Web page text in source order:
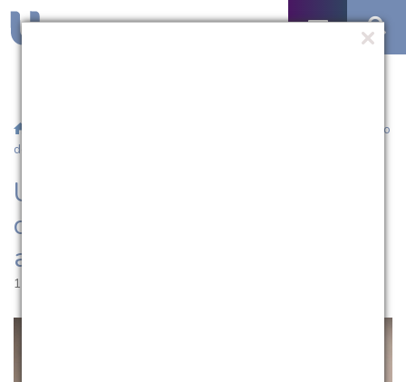
/ UCPel e Santa Casa firmam convênio para atuação
de acadêmicos da Medicina
UCPel e Santa Casa firmam
convênio para atuação de
acadêmicos da Medicina
11.02.2022 | 14:07